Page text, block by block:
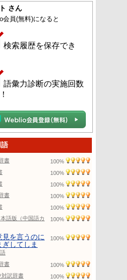
さん
会員(無料)になると
検索履歴を保存でき
語彙力診断の実施回数
語
書 100%
100%
100%
書 100%
100%
語版（中国語カ
100%
見を言うのに
してしま
100%
書 100%
対訳辞書 100%